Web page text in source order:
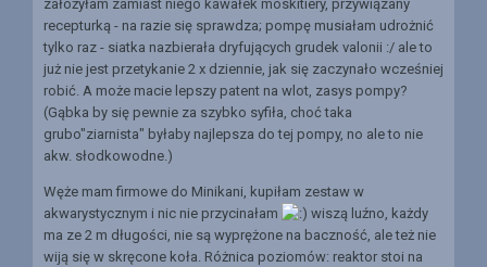
założyłam zamiast niego kawałek moskitiery, przywiązany
recepturką - na razie się sprawdza; pompę musiałam udrożnić
tylko raz - siatka nazbierała dryfujących grudek valonii :/ ale to
już nie jest przetykanie 2 x dziennie, jak się zaczynało wcześniej
robić. A może macie lepszy patent na wlot, zasys pompy?
(Gąbka by się pewnie za szybko syfiła, choć taka
grubo"ziarnista" byłaby najlepsza do tej pompy, no ale to nie
akw. słodkowodne.)
Węże mam firmowe do Minikani, kupiłam zestaw w
akwarystycznym i nic nie przycinałam
wiszą luźno, każdy
ma ze 2 m długości, nie są wyprężone na baczność, ale też nie
wiją się w skręcone koła. Różnica poziomów: reaktor stoi na